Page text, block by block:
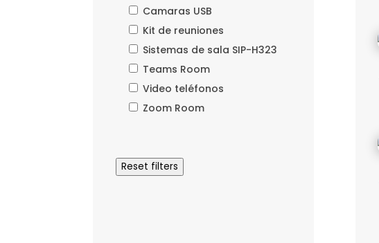
Camaras USB
Kit de reuniones
Sistemas de sala SIP-H323
Teams Room
Video teléfonos
Zoom Room
Reset filters